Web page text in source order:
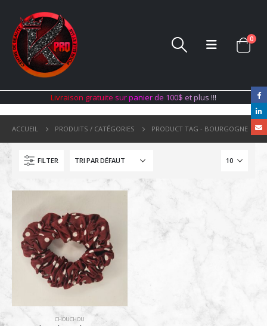
0
Livraison gratuite surpanier de 100$ etplus !!!
ACCUEIL PRODUITS / CATÉGORIES PRODUCT TAG - BOURGOGNE
FILTER
CHOUCHOU